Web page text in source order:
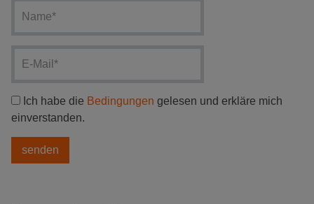
Ich habe die Bedingungen gelesen und erkläre mich
einverstanden.